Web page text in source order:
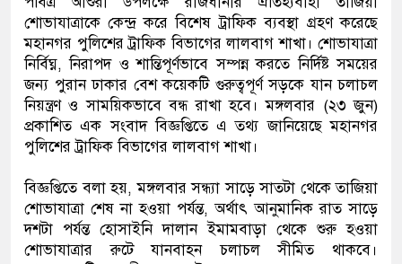
শোভাযাত্রাকে কেন্দ্র করে বিশেষ ট্রাফিক ব্যবস্থা গ্রহণ করেছে
মহানগর পুলিশের ট্রাফিক বিভাগের লালবাগ শাখা। শোভাযাত্রা
নির্বিঘ্ন, নিরাপদ ও শান্তিপূর্ণভাবে সম্পন্ন করতে নির্দিষ্ট সময়ের
জন্য পুরান ঢাকার বেশ কয়েকটি গুরুত্বপূর্ণ সড়কে যান চলাচল
নিয়ন্ত্রণ ও সাময়িকভাবে বন্ধ রাখা হবে। মঙ্গলবার (২৩ জুন)
প্রকাশিত এক সংবাদ বিজ্ঞপ্তিতে এ তথ্য জানিয়েছে মহানগর
পুলিশের ট্রাফিক বিভাগের লালবাগ শাখা।
বিজ্ঞপ্তিতে বলা হয়, মঙ্গলবার সন্ধ্যা সাড়ে সাতটা থেকে তাজিয়া
শোভাযাত্রা শেষ না হওয়া পর্যন্ত, অর্থাৎ আনুমানিক রাত সাড়ে
দশটা পর্যন্ত হোসাইনি দালান ইমামবাড়া থেকে শুরু হওয়া
শোভাযাত্রার রুটে যানবাহন চলাচল সীমিত থাকবে।